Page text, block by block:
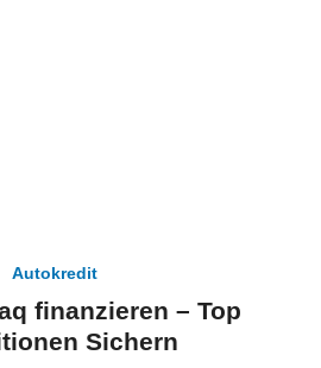
Autokredit
finanzieren – Top
Sichern